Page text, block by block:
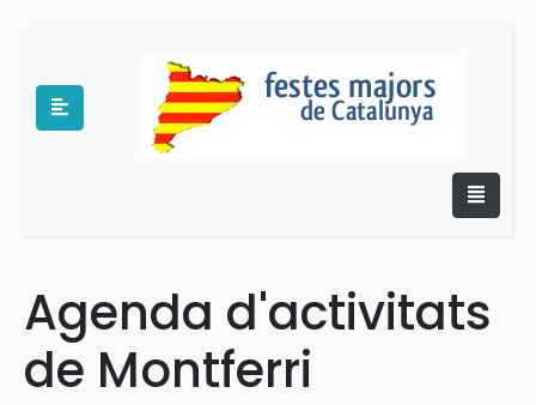
Agenda d'activitats
de Montferri